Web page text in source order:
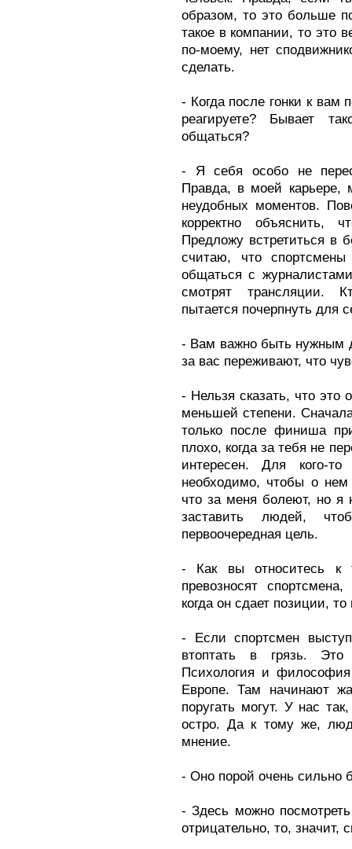
образом, то это больше
такое в компании, то это
по-моему, нет
сделать.
- Когда после гонки к вам
реагируете? Бывает
общаться?
- Я себя особо не
Правда, в моей карьере,
неудобных моментов.
корректно объяснить,
Предложу встретиться в
считаю, что
общаться с
смотрят трансляции.
пытается почерпнуть для
- Вам важно быть нужным
за вас переживают, что
- Нельзя сказать, что
меньшей степени.
только после финиша
плохо, когда за тебя не
интересен. Для кого-
необходимо, чтобы о нем
что за меня болеют, но я
заставить людей,
первоочередная цель.
- Как вы относитесь к
превозносят
когда он сдает позиции,
- Если спортсмен
втоптать в грязь. Это
Психология и
Европе. Там начинают
поругать могут. У нас
остро. Да к тому же,
мнение.
- Оно порой очень сильно
- Здесь можно
отрицательно, то, значит,